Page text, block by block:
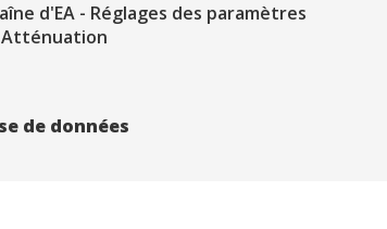
d'EA - Réglages des paramètres
Atténuation
de données